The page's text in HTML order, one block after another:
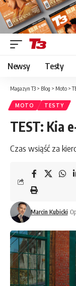
Newsy Testy
Magazyn T3 > Blog > Moto >
MOTO TESTY
TEST: Kia
Czas wsiąść za
Marcin Kubicki